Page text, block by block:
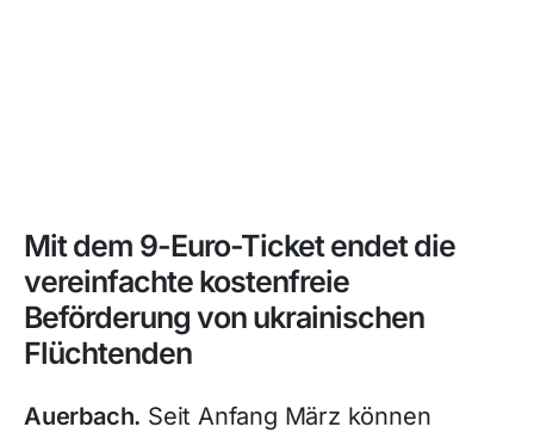
Mit dem 9-Euro-Ticket endet die
vereinfachte kostenfreie
Beförderung von ukrainischen
Flüchtenden
Auerbach. Seit Anfang März können